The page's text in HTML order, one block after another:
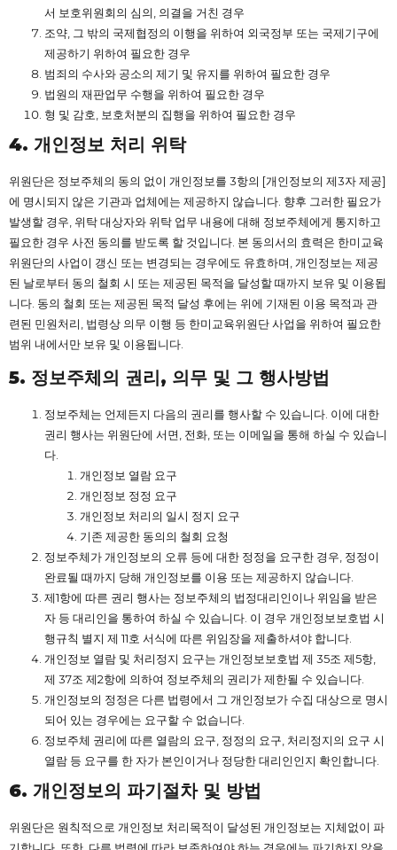
서 보호위원회의 심의, 의결을 거친 경우
조약, 그 밖의 국제협정의 이행을 위하여 외국정부 또는 국제기구에
제공하기 위하여 필요한 경우
범죄의 수사와 공소의 제기 및 유지를 위하여 필요한 경우
법원의 재판업무 수행을 위하여 필요한 경우
형 및 감호, 보호처분의 집행을 위하여 필요한 경우
4. 개인정보 처리 위탁
위원단은 정보주체의 동의 없이 개인정보를 3항의 [개인정보의 제3자 제공]
에 명시되지 않은 기관과 업체에는 제공하지 않습니다. 향후 그러한 필요가
발생할 경우, 위탁 대상자와 위탁 업무 내용에 대해 정보주체에게 통지하고
필요한 경우 사전 동의를 받도록 할 것입니다. 본 동의서의 효력은 한미교육
위원단의 사업이 갱신 또는 변경되는 경우에도 유효하며, 개인정보는 제공
된 날로부터 동의 철회 시 또는 제공된 목적을 달성할 때까지 보유 및 이용됩
니다. 동의 철회 또는 제공된 목적 달성 후에는 위에 기재된 이용 목적과 관
련된 민원처리, 법령상 의무 이행 등 한미교육위원단 사업을 위하여 필요한
범위 내에서만 보유 및 이용됩니다.
5. 정보주체의 권리, 의무 및 그 행사방법
정보주체는 언제든지 다음의 권리를 행사할 수 있습니다. 이에 대한
권리 행사는 위원단에 서면, 전화, 또는 이메일을 통해 하실 수 있습니
다.
개인정보 열람 요구
개인정보 정정 요구
개인정보 처리의 일시 정지 요구
기존 제공한 동의의 철회 요청
정보주체가 개인정보의 오류 등에 대한 정정을 요구한 경우, 정정이
완료될 때까지 당해 개인정보를 이용 또는 제공하지 않습니다.
제1항에 따른 권리 행사는 정보주체의 법정대리인이나 위임을 받은
자 등 대리인을 통하여 하실 수 있습니다. 이 경우 개인정보보호법 시
행규칙 별지 제 11호 서식에 따른 위임장을 제출하셔야 합니다.
개인정보 열람 및 처리정지 요구는 개인정보보호법 제 35조 제5항,
제 37조 제2항에 의하여 정보주체의 권리가 제한될 수 있습니다.
개인정보의 정정은 다른 법령에서 그 개인정보가 수집 대상으로 명시
되어 있는 경우에는 요구할 수 없습니다.
정보주체 권리에 따른 열람의 요구, 정정의 요구, 처리정지의 요구 시
열람 등 요구를 한 자가 본인이거나 정당한 대리인인지 확인합니다.
6. 개인정보의 파기절차 및 방법
위원단은 원칙적으로 개인정보 처리목적이 달성된 개인정보는 지체없이 파